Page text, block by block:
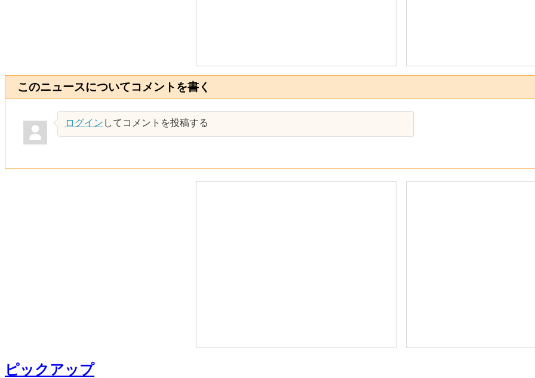
このニュースについてコメントを書く
ログイン してコメントを投稿する
ピックアップ